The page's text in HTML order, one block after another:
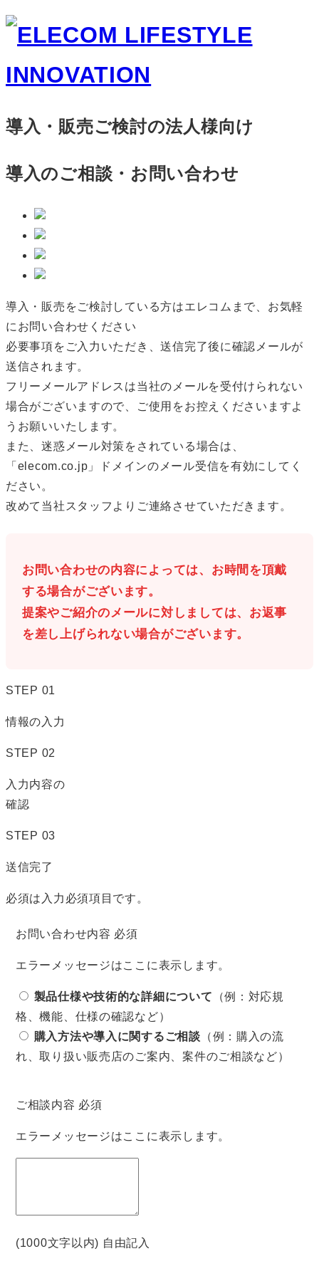
導入・販売ご検討の法人様向け
導入のご相談・お問い合わせ
導入・販売をご検討している方はエレコムまで、お気軽
にお問い合わせください
必要事項をご入力いただき、送信完了後に確認メールが
送信されます。
フリーメールアドレスは当社のメールを受付けられない
場合がございますので、ご使用をお控えくださいますよ
うお願いいたします。
また、迷惑メール対策をされている場合は、
「elecom.co.jp」ドメインのメール受信を有効にしてく
ださい。
改めて当社スタッフよりご連絡させていただきます。
お問い合わせの内容によっては、お時間を頂戴
する場合がございます。
提案やご紹介のメールに対しましては、お返事
を差し上げられない場合がございます。
STEP 01
情報の入力
STEP 02
入力内容の
確認
STEP 03
送信完了
必須は入力必須項目です。
お問い合わせ内容 必須
エラーメッセージはここに表示します。
製品仕様や技術的な詳細について （例：対応規
格、機能、仕様の確認など）
購入方法や導入に関するご相談 （例：購入の流
れ、取り扱い販売店のご案内、案件のご相談など）
ご相談内容 必須
エラーメッセージはここに表示します。
(1000文字以内) 自由記入